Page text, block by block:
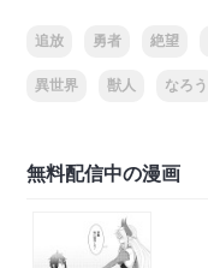
追放 勇者 絶望
異世界 獣人 なろう
無料配信中の漫画